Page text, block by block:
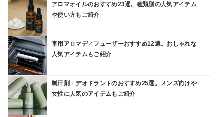
アロマオイルのおすすめ23選。種類別の人気アイテム
や使い方もご紹介
車用アロマディフューザーおすすめ12選。おしゃれな
人気アイテムもご紹介
制汗剤・デオドラントのおすすめ25選。メンズ向けや
女性に人気のアイテムもご紹介